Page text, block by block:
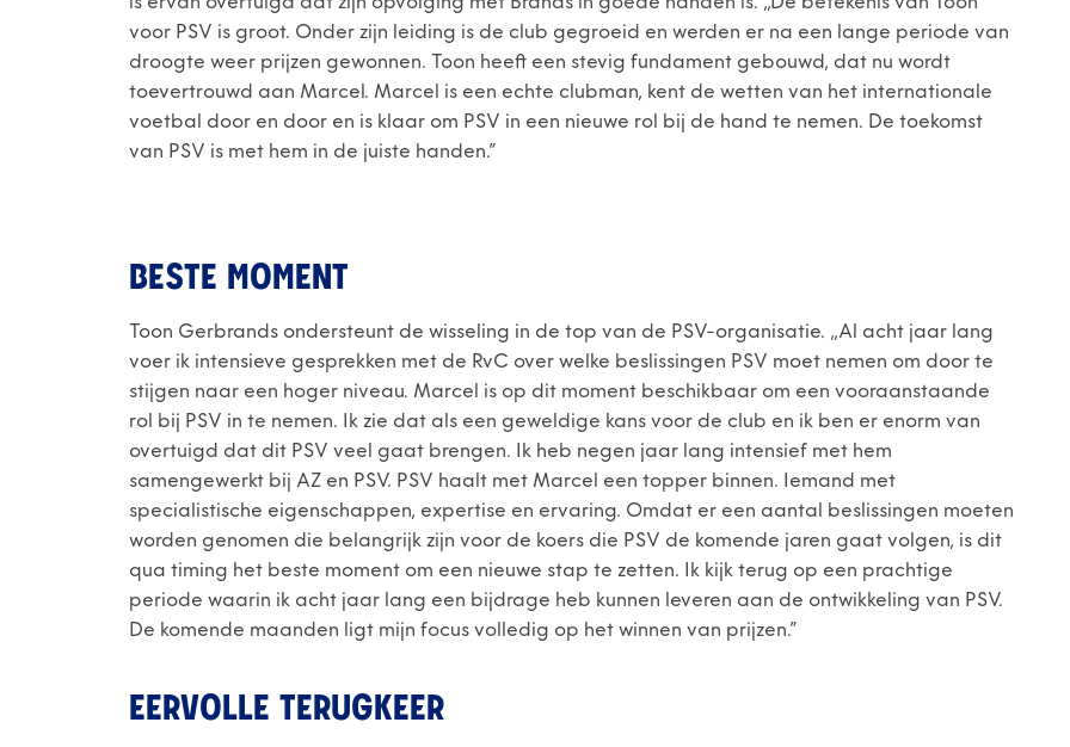
voor PSV is groot. Onder zijn leiding is de club gegroeid en werden er na een lange periode van
droogte weer prijzen gewonnen. Toon heeft een stevig fundament gebouwd, dat nu wordt
toevertrouwd aan Marcel. Marcel is een echte clubman, kent de wetten van het internationale
voetbal door en door en is klaar om PSV in een nieuwe rol bij de hand te nemen. De toekomst
van PSV is met hem in de juiste handen.”
BESTE MOMENT
Toon Gerbrands ondersteunt de wisseling in de top van de PSV-organisatie. ,,Al acht jaar lang
voer ik intensieve gesprekken met de RvC over welke beslissingen PSV moet nemen om door te
stijgen naar een hoger niveau. Marcel is op dit moment beschikbaar om een vooraanstaande
rol bij PSV in te nemen. Ik zie dat als een geweldige kans voor de club en ik ben er enorm van
overtuigd dat dit PSV veel gaat brengen. Ik heb negen jaar lang intensief met hem
samengewerkt bij AZ en PSV. PSV haalt met Marcel een topper binnen. Iemand met
specialistische eigenschappen, expertise en ervaring. Omdat er een aantal beslissingen moeten
worden genomen die belangrijk zijn voor de koers die PSV de komende jaren gaat volgen, is dit
qua timing het beste moment om een nieuwe stap te zetten. Ik kijk terug op een prachtige
periode waarin ik acht jaar lang een bijdrage heb kunnen leveren aan de ontwikkeling van PSV.
De komende maanden ligt mijn focus volledig op het winnen van prijzen.”
EERVOLLE TERUGKEER